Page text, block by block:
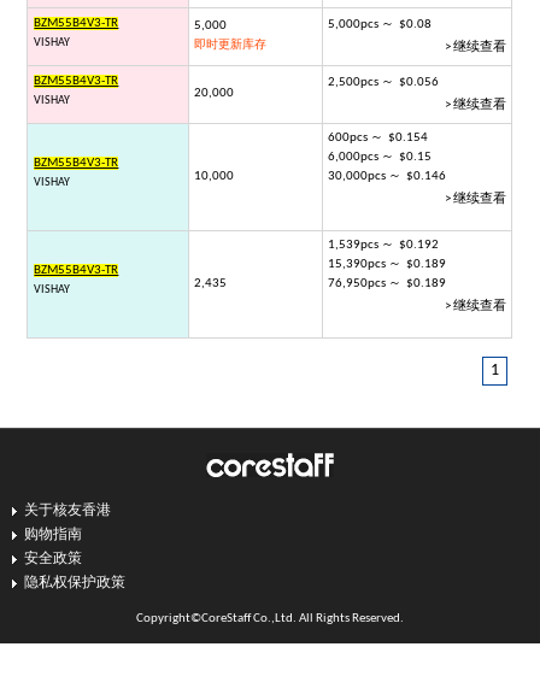
BZM55B4V3-TR
VISHAY
5,000
即时更新库存
5,000pcs ～ $0.08
> 继续查看
BZM55B4V3-TR
VISHAY
20,000
2,500pcs ～ $0.056
> 继续查看
BZM55B4V3-TR
VISHAY 10,000
600pcs ～ $0.154
6,000pcs ～ $0.15
30,000pcs ～ $0.146
> 继续查看
BZM55B4V3-TR
VISHAY 2,435
1,539pcs ～ $0.192
15,390pcs ～ $0.189
76,950pcs ～ $0.189
> 继续查看
1
关于核友香港
购物指南
安全政策
隐私权保护政策
Copyright©CoreStaff Co.,Ltd. All Rights Reserved.